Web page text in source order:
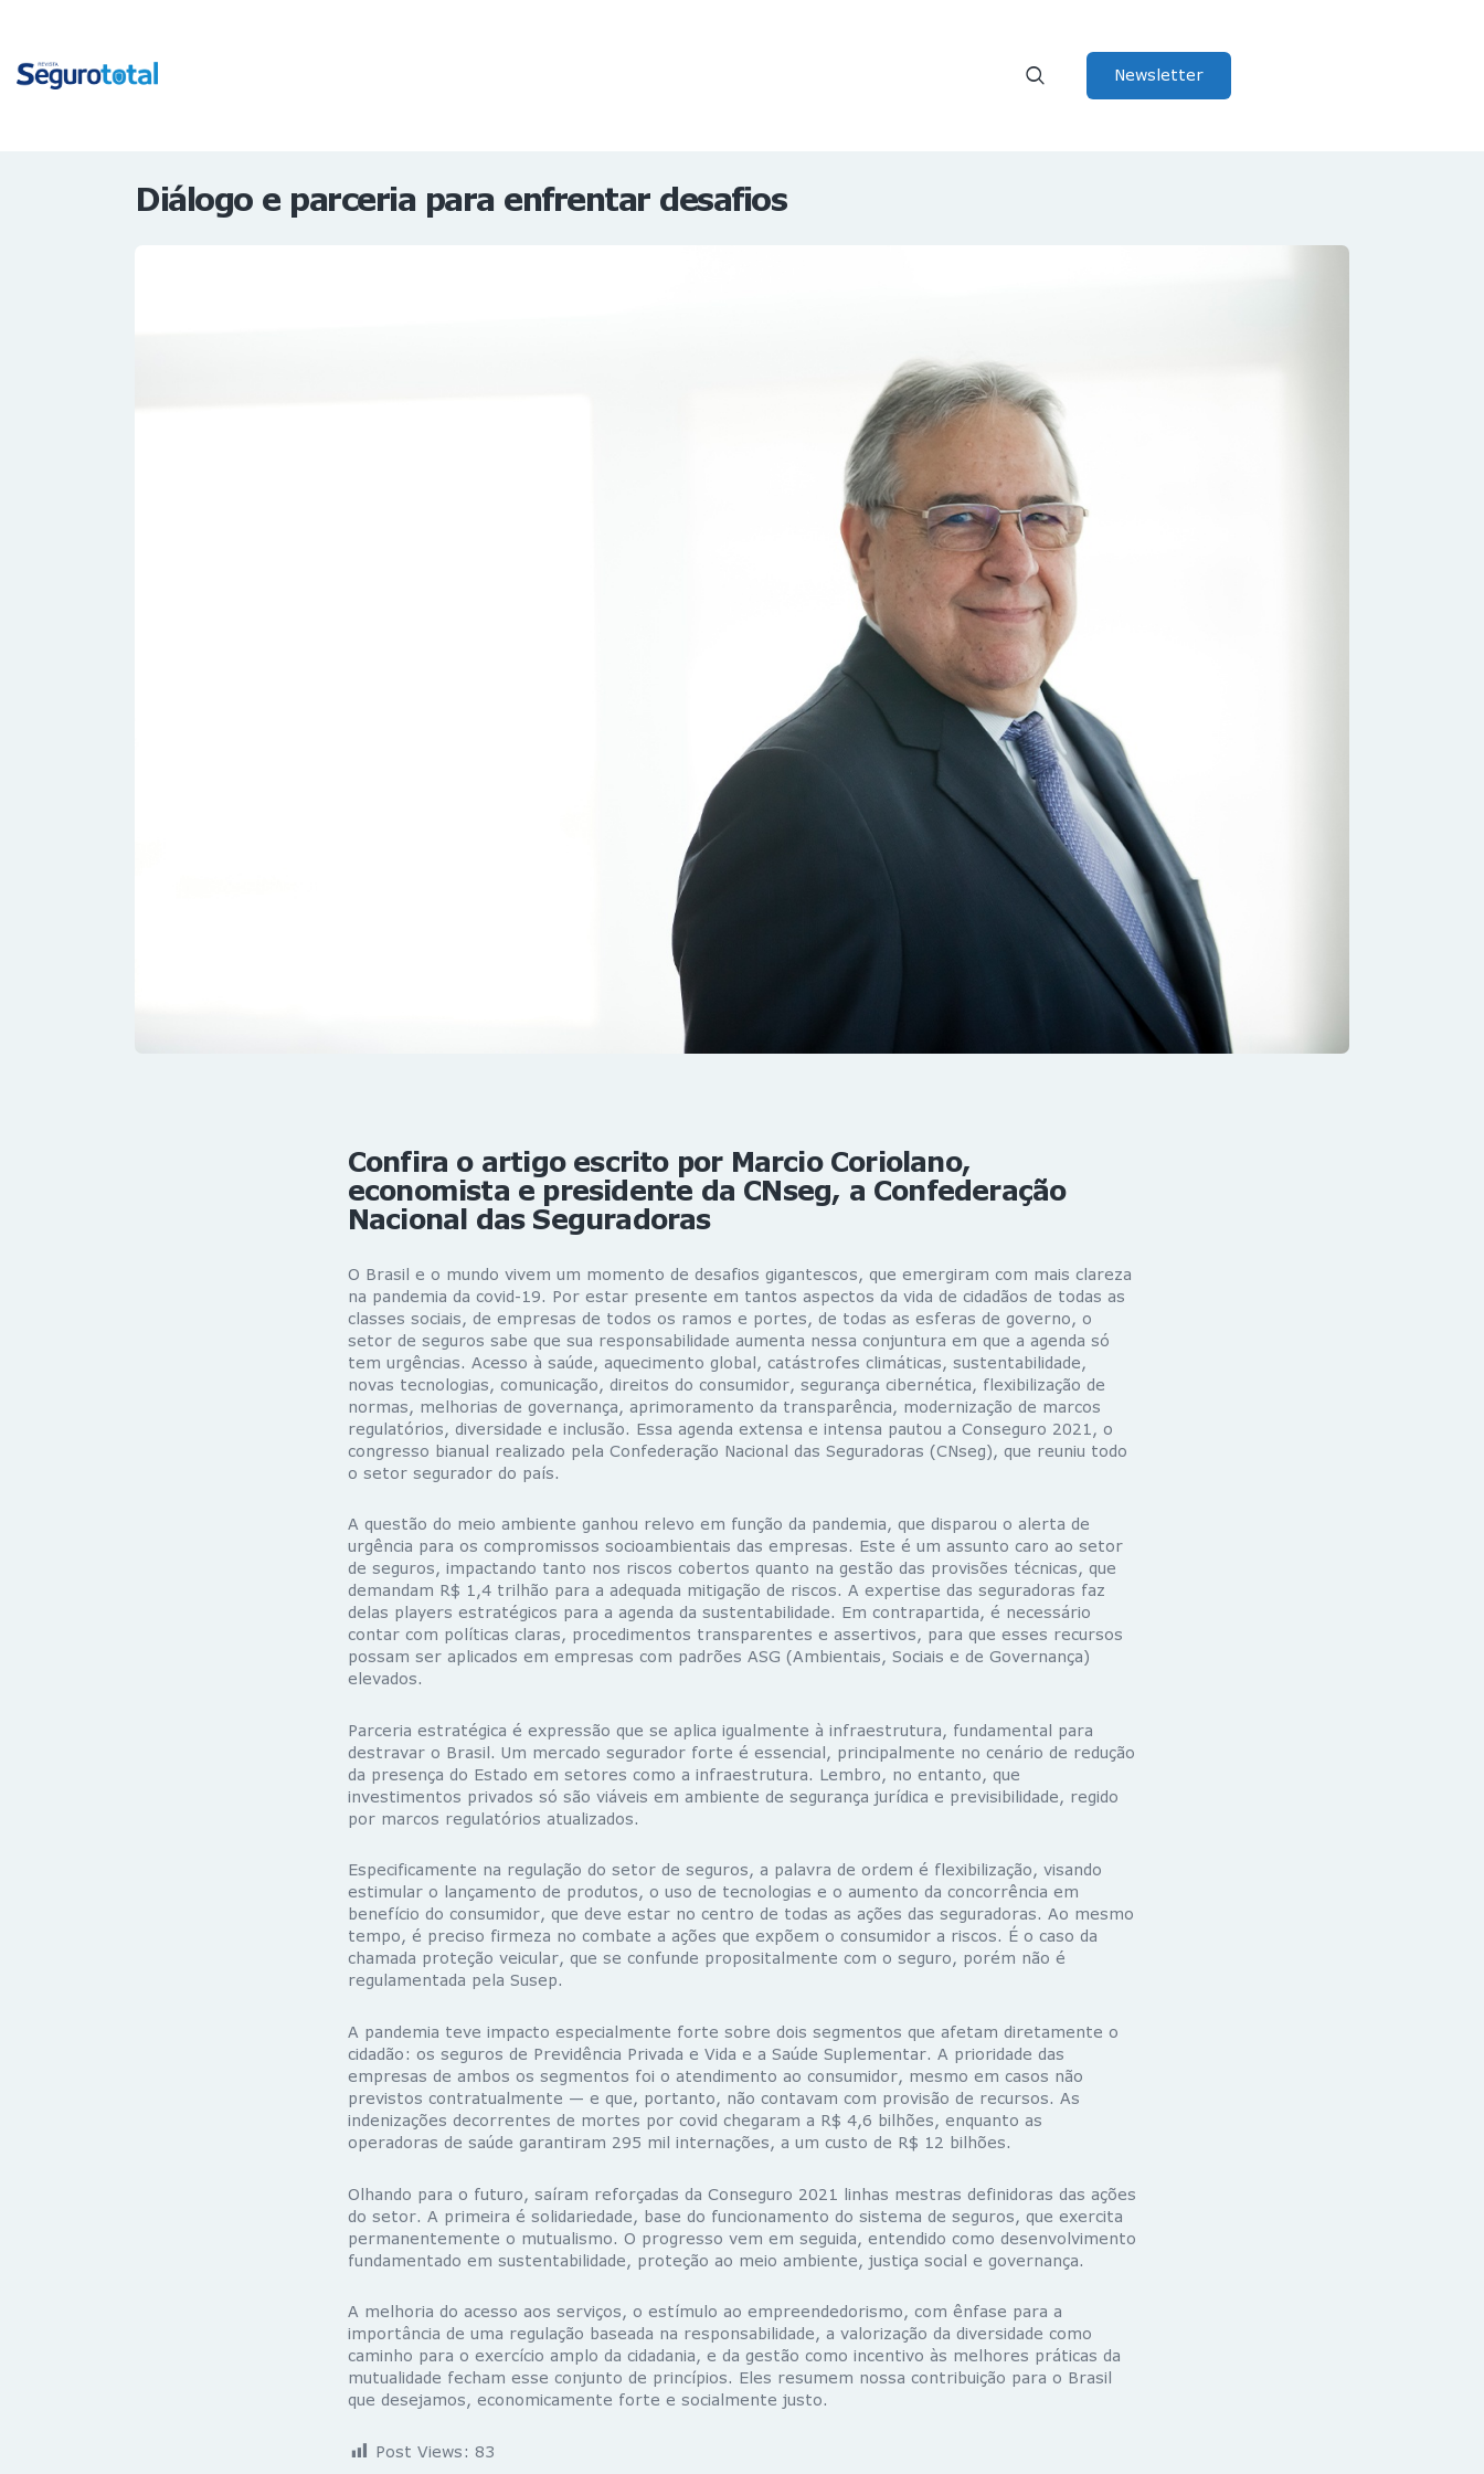
Newsletter
HOME
Diálogo e parceria para enfrentar desafios
Confira o artigo escrito por Marcio Coriolano,
economista e presidente da CNseg, a Confederação
Nacional das Seguradoras
O Brasil e o mundo vivem um momento de desafios gigantescos, que emergiram com mais clareza
na pandemia da covid-19. Por estar presente em tantos aspectos da vida de cidadãos de todas as
classes sociais, de empresas de todos os ramos e portes, de todas as esferas de governo, o
setor de seguros sabe que sua responsabilidade aumenta nessa conjuntura em que a agenda só
tem urgências. Acesso à saúde, aquecimento global, catástrofes climáticas, sustentabilidade,
novas tecnologias, comunicação, direitos do consumidor, segurança cibernética, flexibilização de
normas, melhorias de governança, aprimoramento da transparência, modernização de marcos
regulatórios, diversidade e inclusão. Essa agenda extensa e intensa pautou a Conseguro 2021, o
congresso bianual realizado pela Confederação Nacional das Seguradoras (CNseg), que reuniu todo
o setor segurador do país.
A questão do meio ambiente ganhou relevo em função da pandemia, que disparou o alerta de
urgência para os compromissos socioambientais das empresas. Este é um assunto caro ao setor
de seguros, impactando tanto nos riscos cobertos quanto na gestão das provisões técnicas, que
demandam R$ 1,4 trilhão para a adequada mitigação de riscos. A expertise das seguradoras faz
delas players estratégicos para a agenda da sustentabilidade. Em contrapartida, é necessário
contar com políticas claras, procedimentos transparentes e assertivos, para que esses recursos
possam ser aplicados em empresas com padrões ASG (Ambientais, Sociais e de Governança)
elevados.
Parceria estratégica é expressão que se aplica igualmente à infraestrutura, fundamental para
destravar o Brasil. Um mercado segurador forte é essencial, principalmente no cenário de redução
da presença do Estado em setores como a infraestrutura. Lembro, no entanto, que
investimentos privados só são viáveis em ambiente de segurança jurídica e previsibilidade, regido
por marcos regulatórios atualizados.
Especificamente na regulação do setor de seguros, a palavra de ordem é flexibilização, visando
estimular o lançamento de produtos, o uso de tecnologias e o aumento da concorrência em
benefício do consumidor, que deve estar no centro de todas as ações das seguradoras. Ao mesmo
tempo, é preciso firmeza no combate a ações que expõem o consumidor a riscos. É o caso da
chamada proteção veicular, que se confunde propositalmente com o seguro, porém não é
regulamentada pela Susep.
A pandemia teve impacto especialmente forte sobre dois segmentos que afetam diretamente o
cidadão: os seguros de Previdência Privada e Vida e a Saúde Suplementar. A prioridade das
empresas de ambos os segmentos foi o atendimento ao consumidor, mesmo em casos não
previstos contratualmente — e que, portanto, não contavam com provisão de recursos. As
indenizações decorrentes de mortes por covid chegaram a R$ 4,6 bilhões, enquanto as
operadoras de saúde garantiram 295 mil internações, a um custo de R$ 12 bilhões.
Olhando para o futuro, saíram reforçadas da Conseguro 2021 linhas mestras definidoras das ações
do setor. A primeira é solidariedade, base do funcionamento do sistema de seguros, que exercita
permanentemente o mutualismo. O progresso vem em seguida, entendido como desenvolvimento
fundamentado em sustentabilidade, proteção ao meio ambiente, justiça social e governança.
A melhoria do acesso aos serviços, o estímulo ao empreendedorismo, com ênfase para a
importância de uma regulação baseada na responsabilidade, a valorização da diversidade como
caminho para o exercício amplo da cidadania, e da gestão como incentivo às melhores práticas da
mutualidade fecham esse conjunto de princípios. Eles resumem nossa contribuição para o Brasil
que desejamos, economicamente forte e socialmente justo.
Post Views: 83